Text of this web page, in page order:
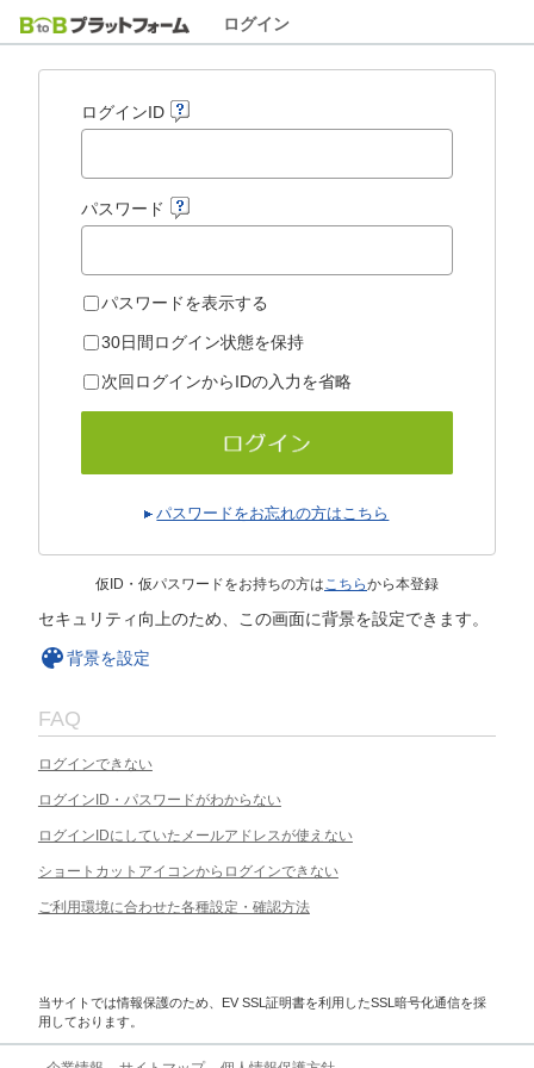
ログイン
ログインID
パスワード
パスワードを表示する
30日間ログイン状態を保持
次回ログインからIDの入力を省略
パスワードをお忘れの方はこちら
仮ID・仮パスワードをお持ちの方はこちらから本登録
セキュリティ向上のため、この画面に背景を設定できます。
背景を設定
FAQ
ログインできない
ログインID・パスワードがわからない
ログインIDにしていたメールアドレスが使えない
ショートカットアイコンからログインできない
ご利用環境に合わせた各種設定・確認方法
当サイトでは情報保護のため、EV SSL証明書を利用したSSL暗号化通信を採
用しております。